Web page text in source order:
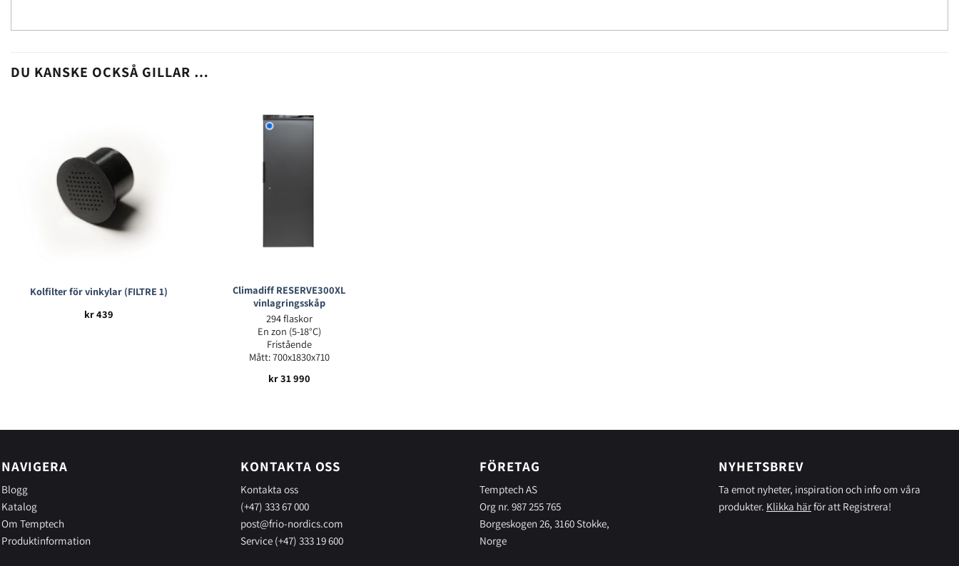
DU KANSKE OCKSÅ GILLAR …
Kolfilter för vinkylar (FILTRE 1)
kr439
Climadiff RESERVE300XL
vinlagringsskåp
294 flaskor
En zon (5-18°C)
Fristående
Mått: 700x1830x710
kr31 990
NAVIGERA
Blogg
Katalog
Om Temptech
Produktinformation
KONTAKTA OSS
Kontakta oss
(+47) 333 67 000
post@frio-nordics.com
Service (+47) 333 19 600
FÖRETAG
Temptech AS
Org nr. 987 255 765
Borgeskogen 26, 3160 Stokke,
Norge
NYHETSBREV
Ta emot nyheter, inspiration och info om våra
produkter. Klikka härför att Registrera!